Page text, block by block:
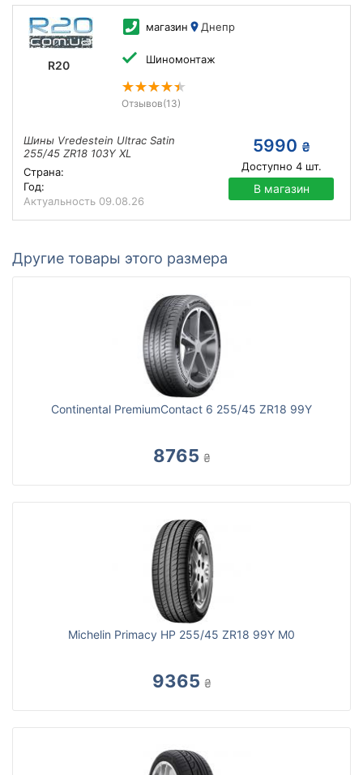
R20
магазин Днепр
Шиномонтаж
Отзывов(13)
Шины Vredestein Ultrac Satin
255/45 ZR18 103Y XL
Страна:
Год:
Актуальность 09.08.26
5990 ₴
Доступно 4шт.
В магазин
Другие товары этого размера
Continental PremiumContact 6 255/45 ZR18 99Y
8765 ₴
Michelin Primacy HP 255/45 ZR18 99Y M0
9365 ₴